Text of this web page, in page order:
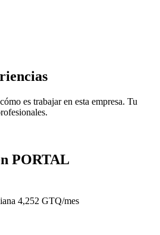
es trabajar en esta empresa. Tu
PORTAL
4,252 GTQ/mes